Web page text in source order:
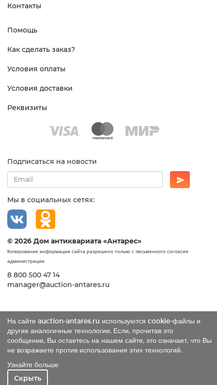
На сайте auction-antares.ru используются cookie-файлы и
другие аналогичные технологии. Если, прочитав это
сообщение, Вы остаетесь на нашем сайте, это означает, что Вы
не возражаете против использования этих технологий.
Узнайте больше
Скрыть
Контакты
Помощь
Как сделать заказ?
Условия оплаты
Условия доставки
Реквизиты
Подписаться на новости
Мы в социальных сетях:
© 2026 Дом антиквариата «Антарес»
Копирование информации сайта разрешено только с письменного согласия
администрации
8 800 500 47 14
manager@auction-antares.ru